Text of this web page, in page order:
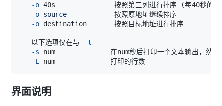
-o 40s               按照第三列进行排序 (每40秒的
-o source
-o
   以下选项仅在与
-t
-s
-L
界面说明